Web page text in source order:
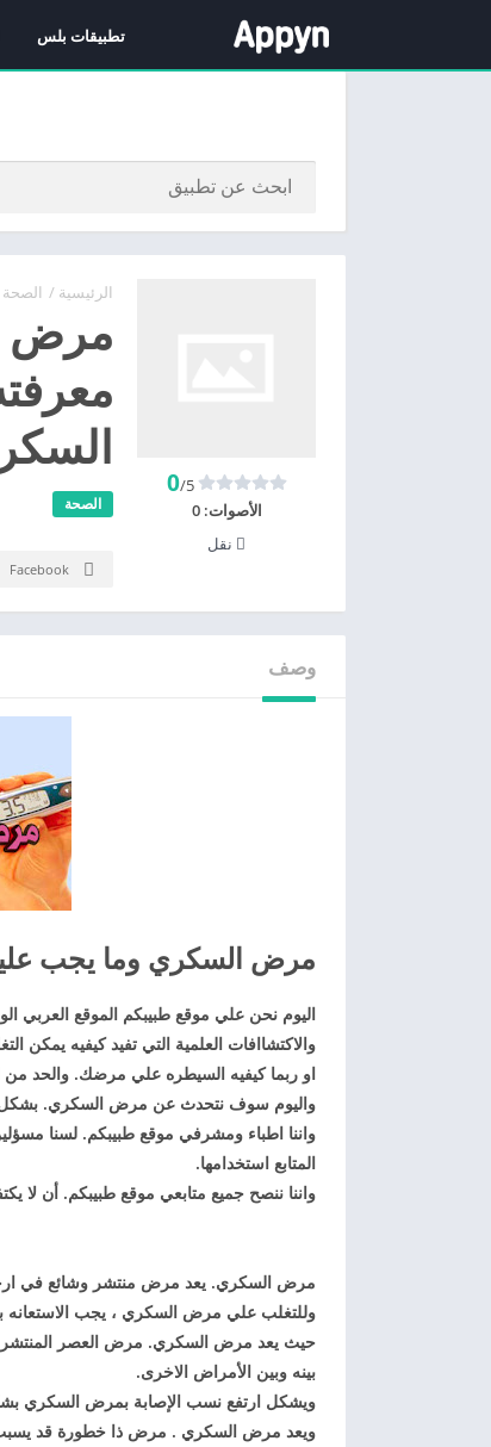
تطبيقات بلس
الرئيسية / الصحة
مرض
الصحة
0/5
الأصوات:0
نقل
Facebook
وصف
مرض السكري وما يجب
اليوم نحن علي موقع طبيبكم الموقع العربي
والاكتشاافات العلمية التي تفيد كيفيه
او ربما كيفيه السيطره علي مرضك. والحد من
واليوم سوف نتحدث عن مرض السكري.
واننا اطباء ومشرفي موقع طبيبكم. لسنا
المتابع استخدامها.
واننا ننصح جميع متابعي موقع طبيبكم. أن لا
مرض السكري. يعد مرض منتشر وشائع في
وللتغلب علي مرض السكري ، يجب الاستعانه
حيث يعد مرض السكري. مرض العصر
بينه وبين الأمراض الاخرى.
ويشكل ارتفع نسب الإصابة بمرض السكري
ويعد مرض السكري . مرض ذا خطورة قد يسبب